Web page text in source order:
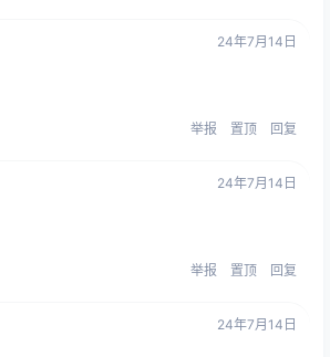
24年7月14日
举报 置顶 回复
24年7月14日
举报 置顶 回复
24年7月14日